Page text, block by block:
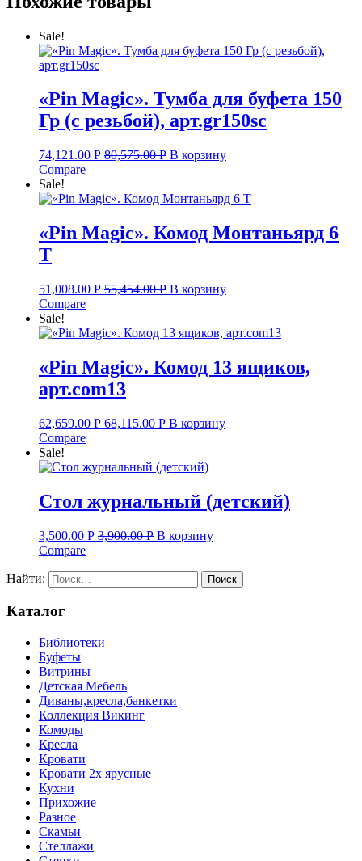
Sale!
«Pin Magic». Тумба для буфета 150
Гр (с резьбой), арт.gr150sc
74,121.00 Р 80,575.00Р В корзину
Compare
Sale!
«Pin Magic». Комод Монтаньярд 6
Т
51,008.00 Р 55,454.00Р В корзину
Compare
Sale!
«Pin Magic». Комод 13 ящиков,
арт.com13
62,659.00 Р 68,115.00Р В корзину
Compare
Sale!
Стол журнальный (детский)
3,500.00 Р 3,900.00Р В корзину
Compare
Найти:
Каталог
Библиотеки
Буфеты
Витрины
Детская Мебель
Диваны,кресла,банкетки
Коллекция Викинг
Комоды
Кресла
Кровати
Кровати 2х ярусные
Кухни
Прихожие
Разное
Скамьи
Стеллажи